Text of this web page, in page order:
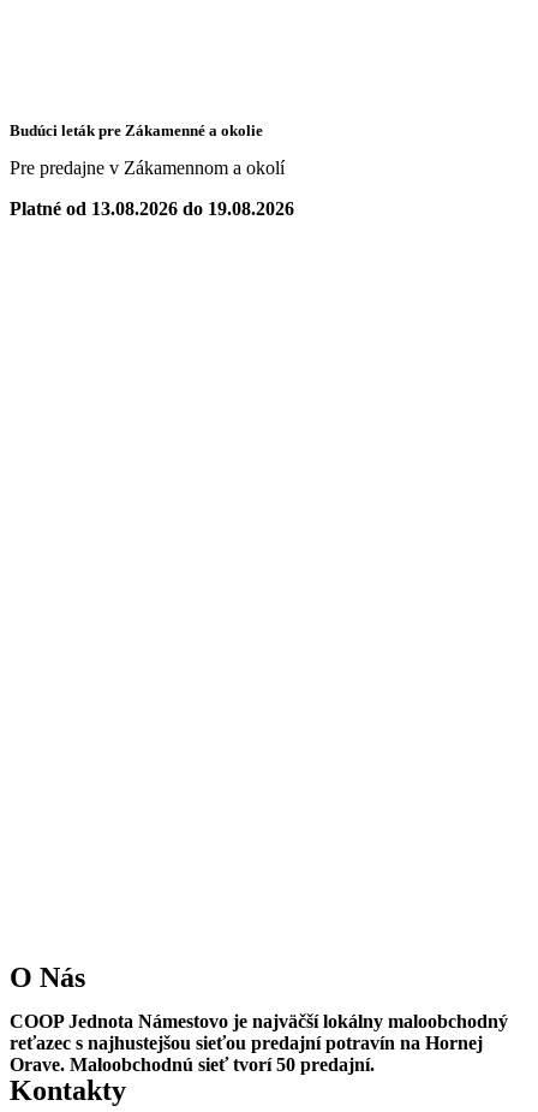
Budúci leták pre Zákamenné a okolie
Pre predajne v Zákamennom a okolí
Platné od 13.08.2026 do 19.08.2026
O Nás
COOP Jednota Námestovo je najväčší lokálny maloobchodný
reťazec s najhustejšou sieťou predajní potravín na Hornej
Orave. Maloobchodnú sieť tvorí 50 predajní.
Kontakty